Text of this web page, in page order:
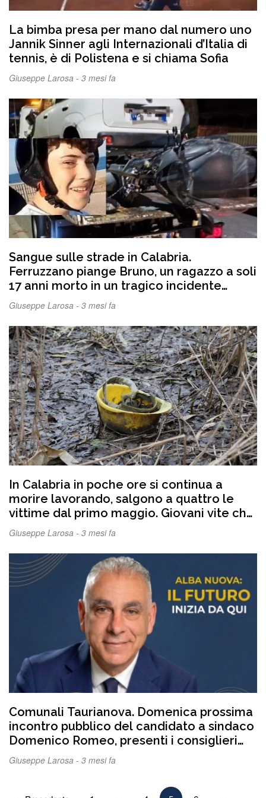
La bimba presa per mano dal numero uno
Jannik Sinner agli Internazionali d’Italia di
tennis, è di Polistena e si chiama Sofia
Giuseppe Larosa - 3 mesi fa
Sangue sulle strade in Calabria.
Ferruzzano piange Bruno, un ragazzo a soli
17 anni morto in un tragico incidente
stradale
Giuseppe Larosa - 3 mesi fa
In Calabria in poche ore si continua a
morire lavorando, salgono a quattro le
vittime dal primo maggio. Giovani vite che
perdono la vita mentre lavorano
Giuseppe Larosa - 3 mesi fa
Comunali Taurianova. Domenica prossima
incontro pubblico del candidato a sindaco
Domenico Romeo, presenti i consiglieri
regionali Giannetta e Crinò, “Non
parteciperò a dibattiti e confronti, è un
Giuseppe Larosa - 3 mesi fa